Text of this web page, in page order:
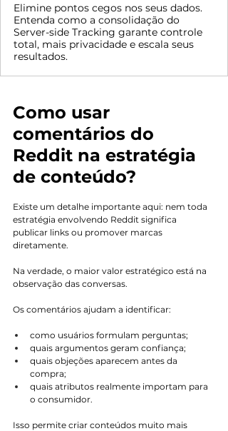
Elimine pontos cegos nos seus dados.
Entenda como a consolidação do
Server-side Tracking garante controle
total, mais privacidade e escala seus
resultados.
Como usar
comentários do
Reddit na estratégia
de conteúdo?
Existe um detalhe importante aqui: nem toda
estratégia envolvendo Reddit significa
publicar links ou promover marcas
diretamente.
Na verdade, o maior valor estratégico está na
observação das conversas.
Os comentários ajudam a identificar:
como usuários formulam perguntas;
quais argumentos geram confiança;
quais objeções aparecem antes da
compra;
quais atributos realmente importam para
o consumidor.
Isso permite criar conteúdos muito mais